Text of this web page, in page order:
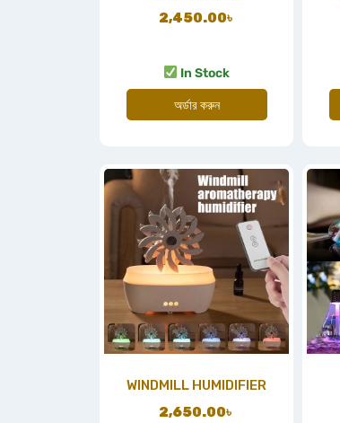
2,450.00৳
In Stock
অর্ডার করুন
WINDMILL HUMIDIFIER
2,650.00৳